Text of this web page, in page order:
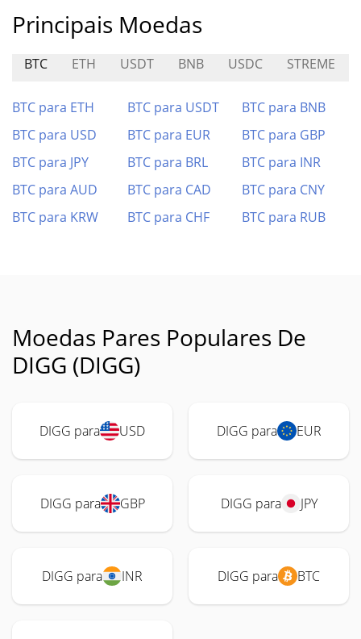
Principais Moedas
BTC ETH USDT BNB USDC STREME
BTC para ETH BTC para USDT
BTC para BNB
BTC para USD
BTC para EUR
BTC para GBP
BTC para JPY
BTC para BRL
BTC para INR
BTC para AUD
BTC para CAD
BTC para CNY
BTC para KRW
BTC para CHF BTC para RUB
Moedas Pares Populares De
DIGG (DIGG)
DIGG para USD DIGG para EUR
DIGG para GBP DIGG para JPY
DIGG para INR DIGG para BTC